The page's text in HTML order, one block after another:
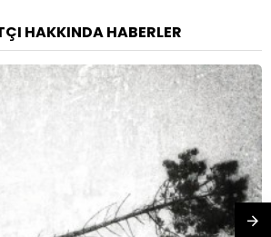
HAKKINDA HABERLER